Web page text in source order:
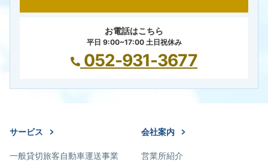
お電話はこちら
平日 9:00~17:00 土日祝休み
052-931-3677
サービス
一般貸切旅客自動車運送事業
会社案内
営業所紹介